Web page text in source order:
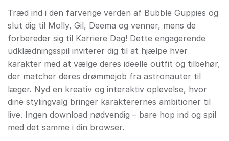
Træd ind i den farverige verden af Bubble Guppies og
slut dig til Molly, Gil, Deema og venner, mens de
forbereder sig til Karriere Dag! Dette engagerende
udklædningsspil inviterer dig til at hjælpe hver
karakter med at vælge deres ideelle outfit og tilbehør,
der matcher deres drømmejob fra astronauter til
læger. Nyd en kreativ og interaktiv oplevelse, hvor
dine stylingvalg bringer karakterernes ambitioner til
live. Ingen download nødvendig – bare hop ind og spil
med det samme i din browser.